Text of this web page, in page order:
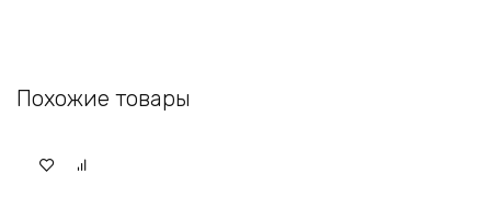
Похожие товары